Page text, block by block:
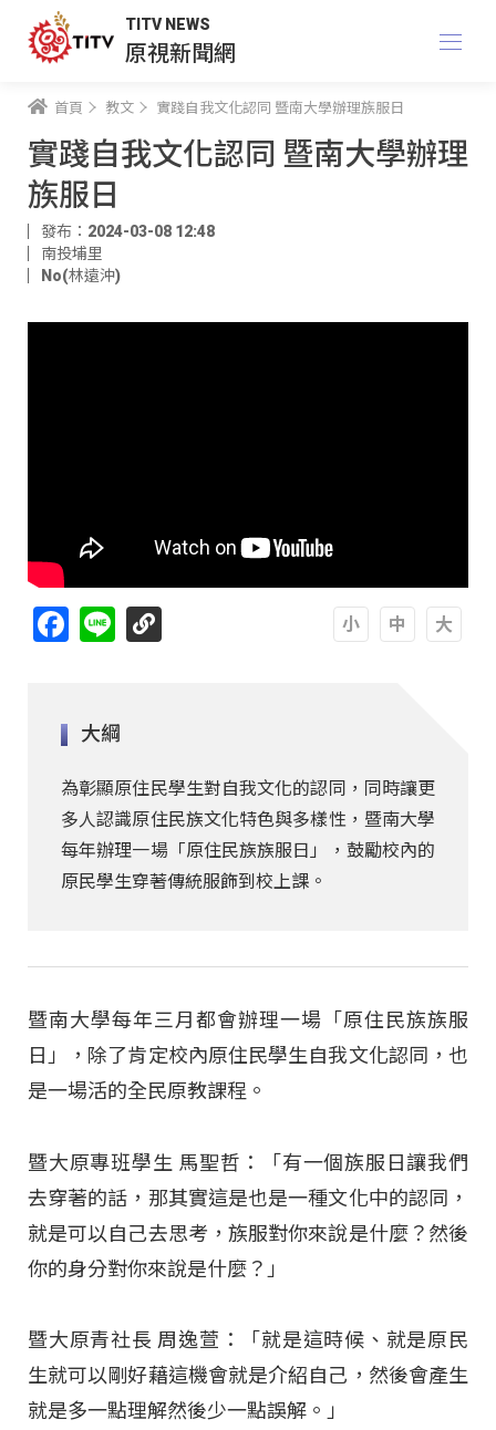
TITV NEWS
原視新聞網
首頁 教文 實踐自我文化認同 暨南大學辦理族服日
實踐自我文化認同 暨南大學辦理
族服日
發布：2024-03-08 12:48
南投埔里
No(林遠沖)
Facebook
Line
大綱
為彰顯原住民學生對自我文化的認同，同時讓更
多人認識原住民族文化特色與多樣性，暨南大學
每年辦理一場「原住民族族服日」，鼓勵校內的
原民學生穿著傳統服飾到校上課。
暨南大學每年三月都會辦理一場「原住民族族服
日」，除了肯定校內原住民學生自我文化認同，也
是一場活的全民原教課程。
暨大原專班學生 馬聖哲：「有一個族服日讓我們
去穿著的話，那其實這是也是一種文化中的認同，
就是可以自己去思考，族服對你來說是什麼？然後
你的身分對你來說是什麼？」
暨大原青社長 周逸萱：「就是這時候、就是原民
生就可以剛好藉這機會就是介紹自己，然後會產生
就是多一點理解然後少一點誤解。」